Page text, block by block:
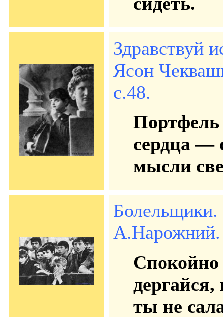
Здравствуй
Ясон
с.48.
Портфель
сердца —
мысли
Болельщики.
А.Нарожний.
Спокойно
ты не